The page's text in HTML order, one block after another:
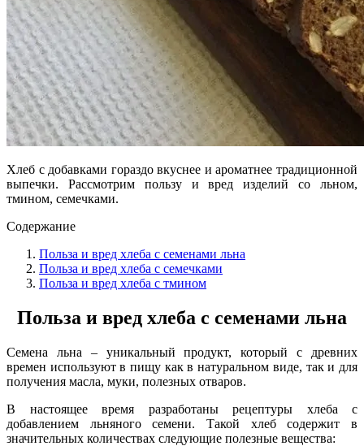
Хлеб с добавками гораздо вкуснее и ароматнее традиционной
выпечки. Рассмотрим пользу и вред изделий со льном,
тмином, семечками.
Содержание
Польза и вред хлеба с семенами льна
Польза и вред хлеба с семечками
Польза и вред хлеба с тмином
Польза и вред хлеба с семенами льна
Семена льна – уникальный продукт, который с древних
времен используют в пищу как в натуральном виде, так и для
получения масла, муки, полезных отваров.
В настоящее время разработаны рецептуры хлеба с
добавлением льняного семени. Такой хлеб содержит в
значительных количествах следующие полезные вещества: